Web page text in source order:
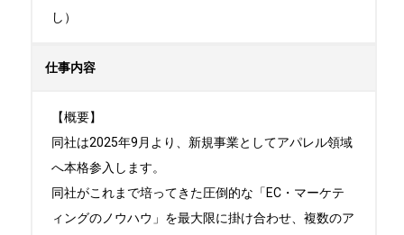
し）
仕事内容
【概要】
同社は2025年9月より、新規事業としてアパレル領域
へ本格参入します。
同社がこれまで培ってきた圧倒的な「EC・マーケテ
ィングのノウハウ」を最大限に掛け合わせ、複数のア